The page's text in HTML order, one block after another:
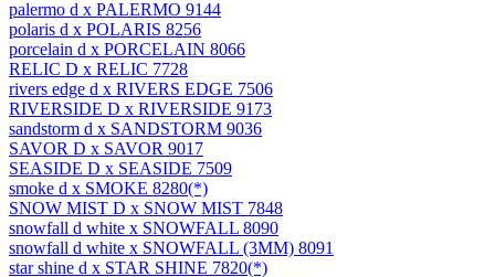
PALERMO 9144
POLARIS 8256
PORCELAIN 8066
RELIC 7728
RIVERS EDGE 7506
RIVERSIDE 9173
SANDSTORM 9036
SAVOR 9017
SEASIDE 7509
SMOKE 8280(*)
SNOW MIST 7848
SNOWFALL 8090
SNOWFALL (3MM) 8091
STAR SHINE 7820(*)